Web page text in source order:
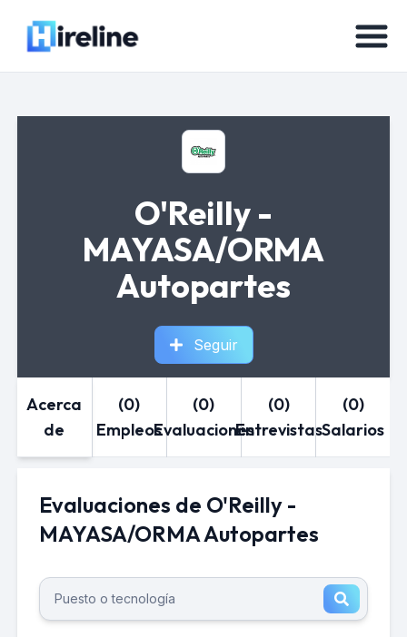
O'Reilly -
MAYASA/ORMA
Autopartes
Seguir
Acerca
de
(0)
Empleos
(0)
Evaluaciones
(0)
Entrevistas
(0)
Salarios
Evaluaciones de O'Reilly -
MAYASA/ORMA Autopartes